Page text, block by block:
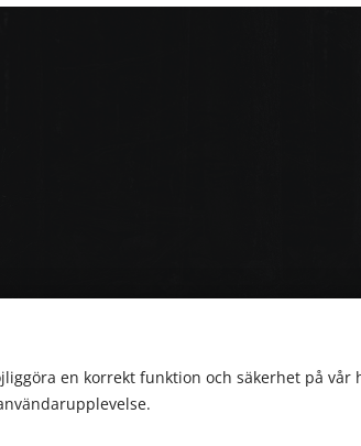
en korrekt funktion och säkerhet på vår